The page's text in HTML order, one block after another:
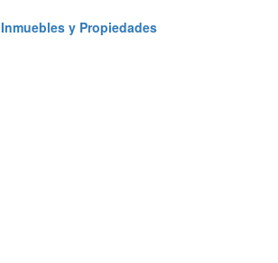
Inmuebles y Propiedades